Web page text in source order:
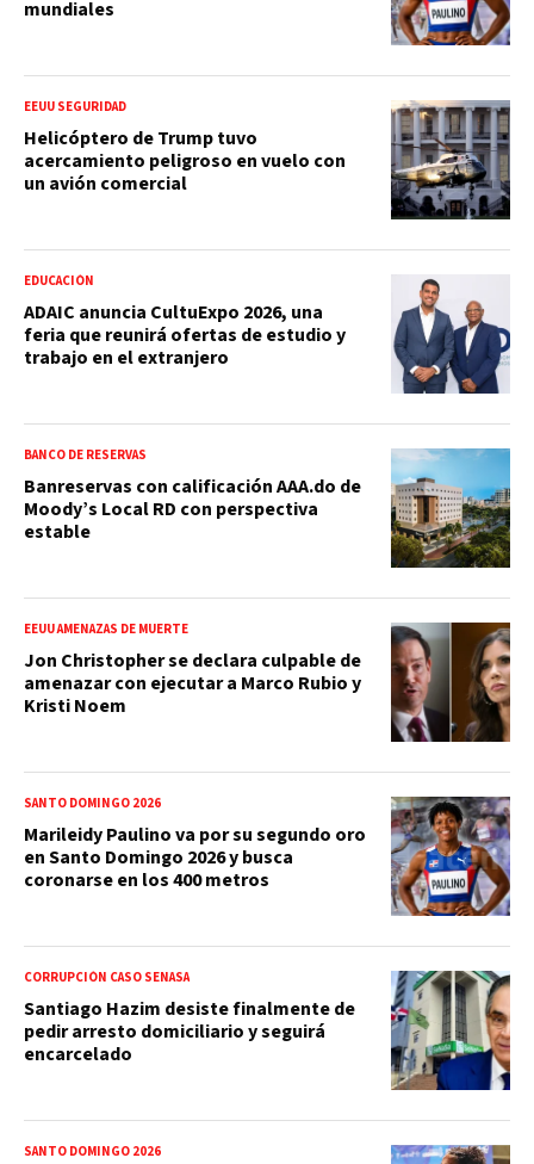
mundiales
EEUU SEGURIDAD
Helicóptero de Trump tuvo
acercamiento peligroso en vuelo con
un avión comercial
EDUCACIÓN
ADAIC anuncia CultuExpo 2026, una
feria que reunirá ofertas de estudio y
trabajo en el extranjero
BANCO DE RESERVAS
Banreservas con calificación AAA.do de
Moody’s Local RD con perspectiva
estable
EEUU AMENAZAS DE MUERTE
Jon Christopher se declara culpable de
amenazar con ejecutar a Marco Rubio y
Kristi Noem
SANTO DOMINGO 2026
Marileidy Paulino va por su segundo oro
en Santo Domingo 2026 y busca
coronarse en los 400 metros
CORRUPCIÓN CASO SENASA
Santiago Hazim desiste finalmente de
pedir arresto domiciliario y seguirá
encarcelado
SANTO DOMINGO 2026